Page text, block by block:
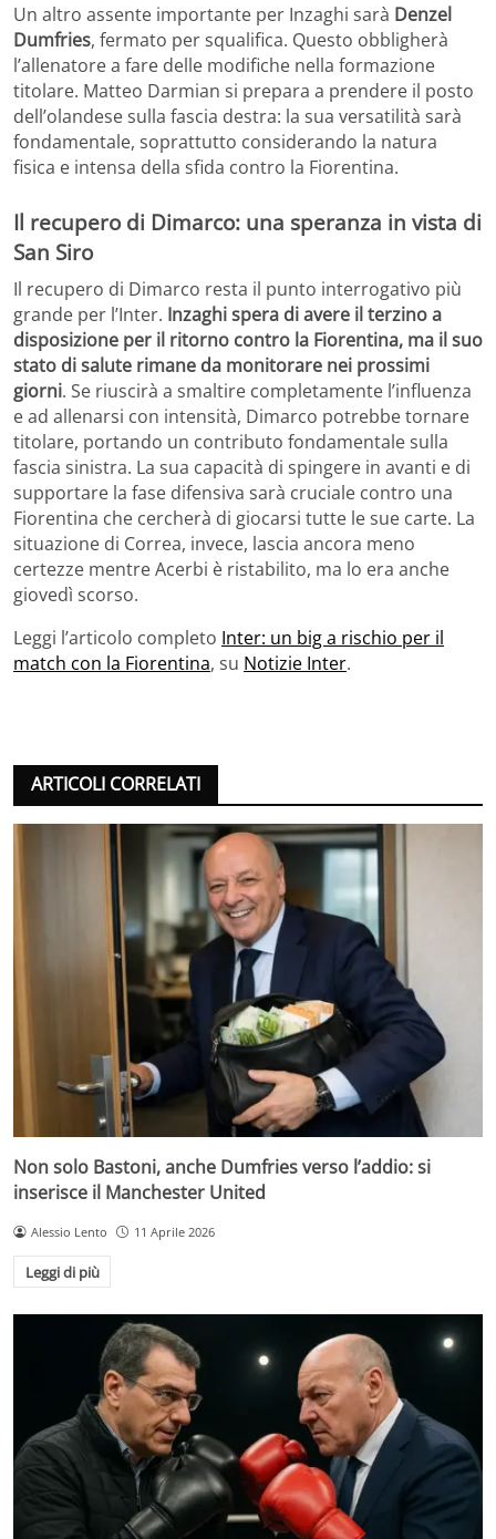
Un altro assente importante per Inzaghi sarà Denzel
Dumfries, fermato per squalifica. Questo obbligherà
l’allenatore a fare delle modifiche nella formazione
titolare. Matteo Darmian si prepara a prendere il posto
dell’olandese sulla fascia destra: la sua versatilità sarà
fondamentale, soprattutto considerando la natura
fisica e intensa della sfida contro la Fiorentina.
Il recupero di Dimarco: una speranza in vista di
San Siro
Il recupero di Dimarco resta il punto interrogativo più
grande per l’Inter. Inzaghi spera di avere il terzino a
disposizione per il ritorno contro la Fiorentina, ma il suo
stato di salute rimane da monitorare nei prossimi
giorni. Se riuscirà a smaltire completamente l’influenza
e ad allenarsi con intensità, Dimarco potrebbe tornare
titolare, portando un contributo fondamentale sulla
fascia sinistra. La sua capacità di spingere in avanti e di
supportare la fase difensiva sarà cruciale contro una
Fiorentina che cercherà di giocarsi tutte le sue carte. La
situazione di Correa, invece, lascia ancora meno
certezze mentre Acerbi è ristabilito, ma lo era anche
giovedì scorso.
Leggi l’articolo completo Inter: un big a rischio per il
match con la Fiorentina, su Notizie Inter.
ARTICOLI CORRELATI
Non solo Bastoni, anche Dumfries verso l’addio: si
inserisce il Manchester United
Alessio Lento 11 Aprile 2026
Leggi di più